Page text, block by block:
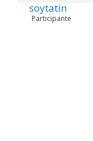
soytatin
Participante